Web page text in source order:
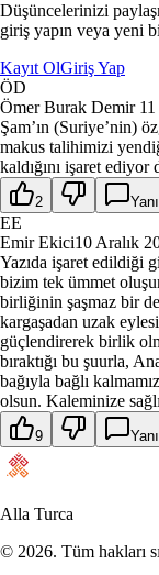
Düşüncelerinizi
giriş yapın veya yeni
Kayıt OlGiriş Yap
ÖD
Ömer Burak Demir
Şam’ın (Suriye’nin)
makus talihimizi
kaldığını işaret
2
EE
Emir Ekici10 Aralık
Yazıda işaret edildiği
bizim tek ümmet
birliğinin şaşmaz bir
kargaşadan uzak
güçlendirerek birlik
bıraktığı bu şuurla,
bağıyla bağlı
olsun. Kaleminize
9
Alla Turca
© 2026. Tüm hakları